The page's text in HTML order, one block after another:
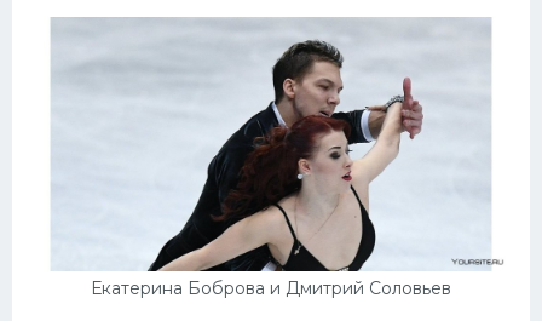
Екатерина Боброва и Дмитрий Соловьев